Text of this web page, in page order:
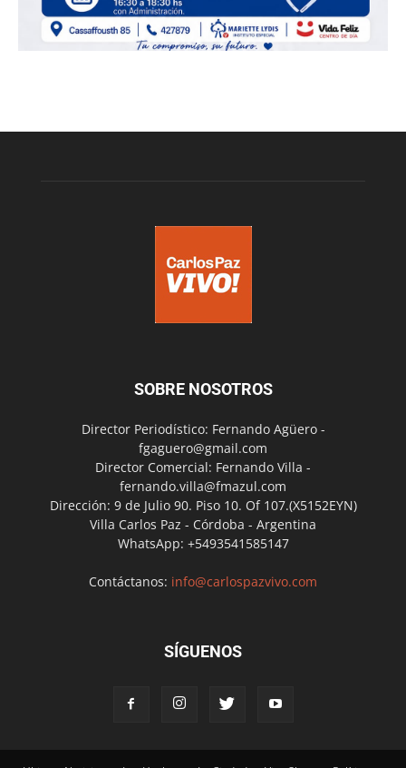
SOBRE NOSOTROS
Director Periodístico: Fernando Agüero -
fgaguero@gmail.com
Director Comercial: Fernando Villa -
fernando.villa@fmazul.com
Dirección: 9 de Julio 90. Piso 10. Of 107.(X5152EYN)
Villa Carlos Paz - Córdoba - Argentina
WhatsApp: +5493541585147
Contáctanos: info@carlospazvivo.com
SÍGUENOS